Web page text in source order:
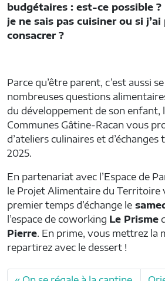
k
r
budgétaires : est-ce possible
je ne sais pas cuisiner ou si
consacrer ?
Parce qu’être parent, c’est aussi
nombreuses questions
du développement de son enfant,
Communes Gâtine-Racan vous
d’ateliers culinaires et
2025.
En partenariat avec l’Espace de
le Projet Alimentaire du Territoire
premier temps d’échange le
l’espace de coworking Le Prisme
Pierre. En prime, vous mettrez la
repartirez avec le dessert !